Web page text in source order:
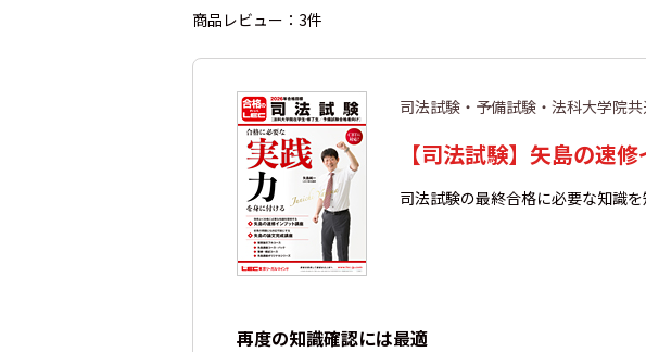
商品レビュー：3件
司法試験・予備試験・法科大学院共
【司法試験】矢島の速
司法試験の最終合格に必要な知識
再度の知識確認には最適